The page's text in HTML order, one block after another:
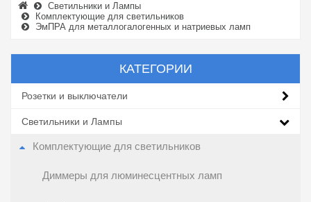
Светильники и Лампы
Комплектующие для светильников
ЭмПРА для металлогалогенных и натриевых ламп
КАТЕГОРИИ
Розетки и выключатели
Светильники и Лампы
Комплектующие для светильников
Диммеры для люминесцентных ламп